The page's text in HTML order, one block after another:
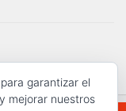
garantizar el
mejorar nuestros